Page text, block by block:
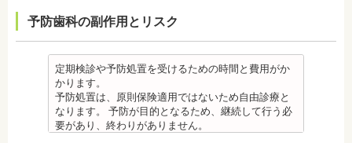
合は、一般的な歯科医院で、事前に虫歯、歯周病の
治療を行う必要があることもあります。
す。その程度に個人差があります。
・矯正終了して数か月から数年経過すると噛み合わ
せが悪くなる可能性があります。噛み合わせが悪く
なると、咀嚼障害の場合は、噛み合わせの治療を行
います、頭痛、肩こりを招く事があります。また、
さらに、麻酔によって悪心、嘔吐、アレルギー反応
・矯正中、虫歯が悪化する場合があります。治療終
了後に虫歯の治療をする場合と器具を一度外して虫
歯の治療を行う場合があります。
・矯正治療中、矯正装置の周りなど、ブラッシング
（歯磨き）しにくい部分ができるため、虫歯や歯周
炎のリスクが高くなります。間食を控え、矯正治療
痛みを感じることもありますので、歯科医師の判断
ため、心臓や血圧に問題がある方が使用すると、動
悸、血圧上昇を起こす場合があります。また、頬を
噛んでもわからなかったり、熱いものを飲んでもわ
からないため、口腔内を傷つけるリスクがありま
す。さらに、麻酔によって悪心、嘔吐、アレルギー
反応が起こることもあります。
けられない場合もあります。免疫力や抵抗力が低下
足りない方、喫煙者の方は、事前に生活習慣の改
善、治療が必要となる場合があります。
・インプラント術後すぐには違和感があったり、痛
み、腫れ、出血などが発生する場合がありますが、
これらの症状の多くについては一時的なもので、多
くの場合2～3日で治まります。
・ジルコニア自体が割れてしまうのではなく、表面
を覆っているポーセレンというセラミックが割れて
しまうことのほうが多くあります。
原因のひとつとしては、ポーセレンというセラミッ
クとジルコニアの密着度が、セラミック同士との場
合や金属とセラミックとの場合に比べて、若干弱い
場合があるからです。他にも、激しい歯ぎしりをす
る人の場合、どうしてもセラミックの部分はジルコ
予防歯科の副作用とリスク
定期検診や予防処置を受けるための時間と費用がか
かります。
予防処置は、原則保険適用ではないため自由診療と
なります。 予防が目的となるため、継続して行う必
要があり、終わりがありません。